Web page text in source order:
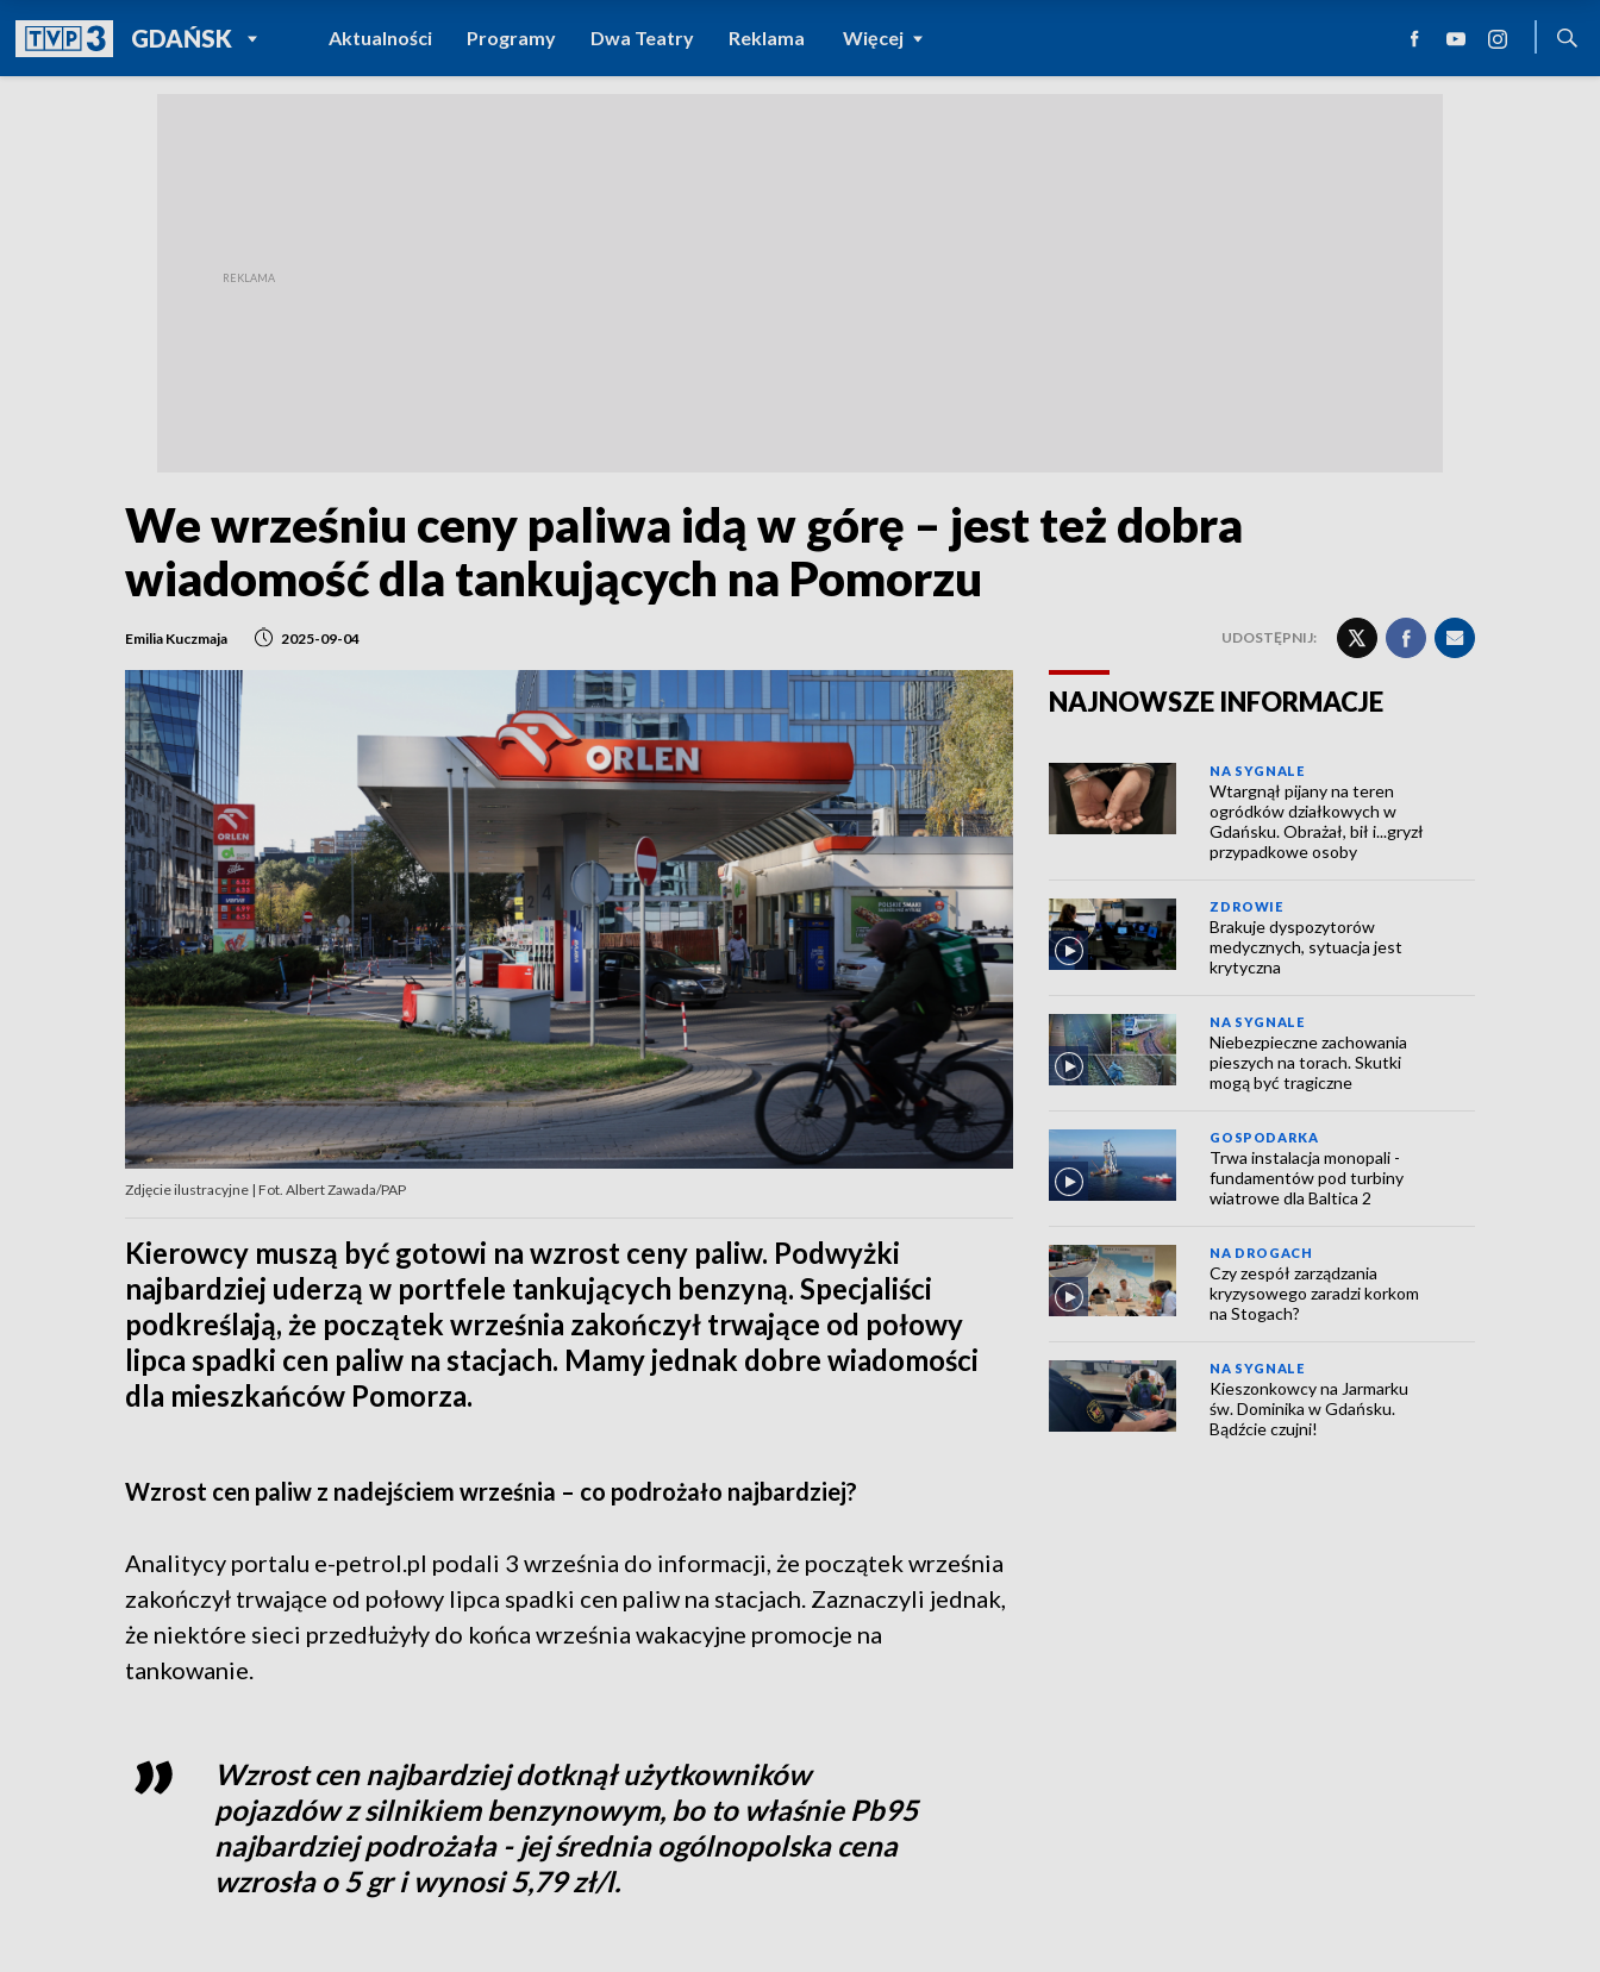
GDAŃSKPOWRÓT DO
TVP REGIONY
Aktualności Programy Dwa Teatry Reklama Więcej
We wrześniu ceny paliwa idą w górę – jest też dobra
wiadomość dla tankujących na Pomorzu
Emilia Kuczmaja 2025-09-04 UDOSTĘPNIJ:
Zdjęcie ilustracyjne | Fot. Albert Zawada/PAP
Kierowcy muszą być gotowi na wzrost ceny paliw. Podwyżki
najbardziej uderzą w portfele tankujących benzyną. Specjaliści
podkreślają, że początek września zakończył trwające od połowy
lipca spadki cen paliw na stacjach. Mamy jednak dobre wiadomości
dla mieszkańców Pomorza.
Wzrost cen paliw z nadejściem września – co podrożało najbardziej?
Analitycy portalu e-petrol.pl podali 3 września do informacji, że początek września
zakończył trwające od połowy lipca spadki cen paliw na stacjach. Zaznaczyli jednak,
że niektóre sieci przedłużyły do końca września wakacyjne promocje na
tankowanie.
Wzrost cen najbardziej dotknął użytkowników
pojazdów z silnikiem benzynowym, bo to właśnie Pb95
najbardziej podrożała - jej średnia ogólnopolska cena
wzrosła o 5 gr i wynosi 5,79 zł/l.
NAJNOWSZE INFORMACJE
NA SYGNALE
Wtargnął pijany na teren
ogródków działkowych w
Gdańsku. Obrażał, bił i...gryzł
przypadkowe osoby
ZDROWIE
Brakuje dyspozytorów
medycznych, sytuacja jest
krytyczna
NA SYGNALE
Niebezpieczne zachowania
pieszych na torach. Skutki
mogą być tragiczne
GOSPODARKA
Trwa instalacja monopali -
fundamentów pod turbiny
wiatrowe dla Baltica 2
NA DROGACH
Czy zespół zarządzania
kryzysowego zaradzi korkom
na Stogach?
NA SYGNALE
Kieszonkowcy na Jarmarku
św. Dominika w Gdańsku.
Bądźcie czujni!